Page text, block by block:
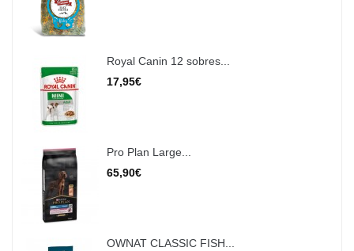
Royal Canin 12 sobres...
17,95€
Pro Plan Large...
65,90€
OWNAT CLASSIC FISH...